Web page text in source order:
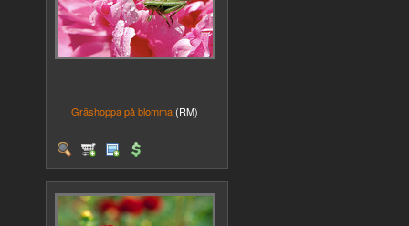
Gräshoppa på blomma (RM)